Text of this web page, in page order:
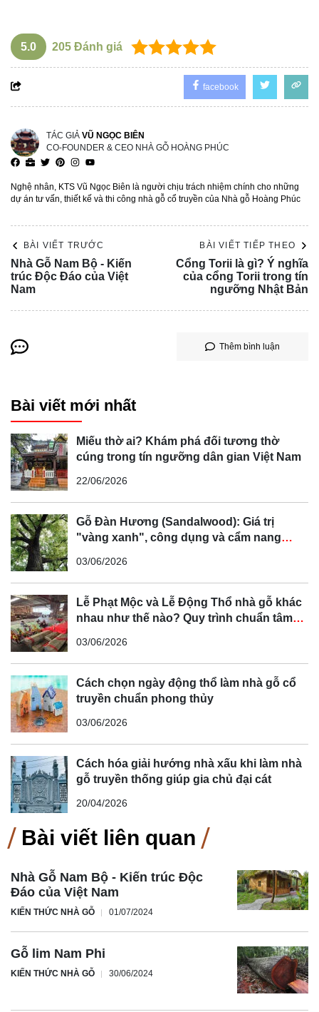
5.0 205 Đánh giá
facebook
TÁC GIẢ VŨ NGỌC BIÊN
CO-FOUNDER & CEO NHÀ GỖ HOÀNG PHÚC
Nghệ nhân, KTS Vũ Ngọc Biên là người chịu trách nhiệm chính cho những
dự án tư vấn, thiết kế và thi công nhà gỗ cổ truyền của Nhà gỗ Hoàng Phúc
BÀI VIẾT TRƯỚC
Nhà Gỗ Nam Bộ - Kiến
trúc Độc Đáo của Việt
Nam
BÀI VIẾT TIẾP THEO
Cổng Torii là gì? Ý nghĩa
của cổng Torii trong tín
ngưỡng Nhật Bản
Thêm bình luận
Bài viết mới nhất
Miếu thờ ai? Khám phá đối tương thờ
cúng trong tín ngưỡng dân gian Việt Nam
22/06/2026
Gỗ Đàn Hương (Sandalwood): Giá trị
"vàng xanh", công dụng và cẩm nang
03/06/2026
Lễ Phạt Mộc và Lễ Động Thổ nhà gỗ khác
nhau như thế nào? Quy trình chuẩn tâm
03/06/2026
Cách chọn ngày động thổ làm nhà gỗ cổ
truyền chuẩn phong thủy
03/06/2026
Cách hóa giải hướng nhà xấu khi làm nhà
gỗ truyền thống giúp gia chủ đại cát
20/04/2026
Bài viết liên quan
Nhà Gỗ Nam Bộ - Kiến trúc Độc
Đáo của Việt Nam
KIẾN THỨC NHÀ GỖ 01/07/2024
Gỗ lim Nam Phi
KIẾN THỨC NHÀ GỖ 30/06/2024